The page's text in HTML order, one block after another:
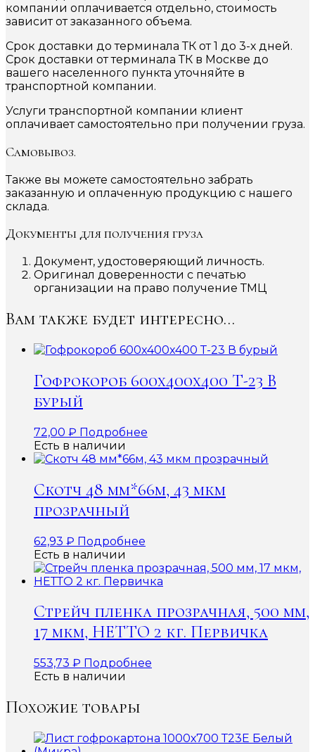
компании оплачивается отдельно, стоимость
зависит от заказанного объема.
Срок доставки до терминала ТК от 1 до 3-х дней.
Срок доставки от терминала ТК в Москве до
вашего населенного пункта уточняйте в
транспортной компании.
Услуги транспортной компании клиент
оплачивает самостоятельно при получении груза.
Самовывоз.
Также вы можете самостоятельно забрать
заказанную и оплаченную продукцию с нашего
склада.
Документы для получения груза
Документ, удостоверяющий личность.
Оригинал доверенности с печатью
организации на право получение ТМЦ
Вам также будет интересно…
Гофрокороб 600x400x400 Т-23 В
бурый
72,00 ₽ Подробнее
Есть в наличии
Скотч 48 мм*66м, 43 мкм
прозрачный
62,93 ₽ Подробнее
Есть в наличии
Стрейч пленка прозрачная, 500 мм,
17 мкм, НЕТТО 2 кг. Первичка
553,73 ₽ Подробнее
Есть в наличии
Похожие товары